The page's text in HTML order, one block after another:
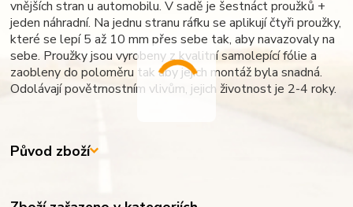
vnějších stran u automobilu. V sadě je šestnáct proužků +
jeden náhradní. Na jednu stranu ráfku se aplikují čtyři proužky,
které se lepí 5 až 10 mm přes sebe tak, aby navazovaly na
sebe. Proužky jsou vyrobeny z kvalitní samolepící fólie a
zaobleny do poloměru tak aby jejich montáž byla snadná.
Odolávají povětrnostním vlivům, jejich životnost je 2-4 roky.
Původ zboží